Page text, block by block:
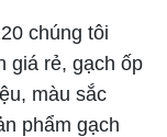
chúng tôi
giá rẻ, gạch ốp
màu sắc
phẩm gạch